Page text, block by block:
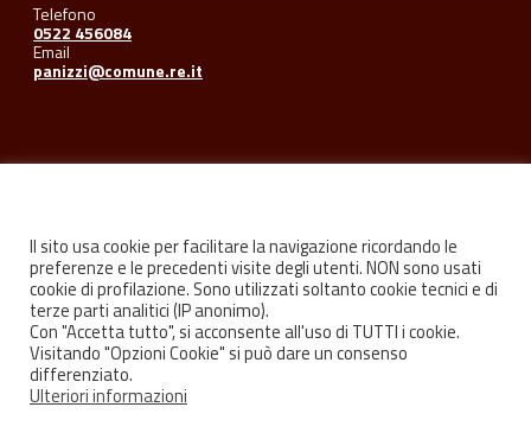
Telefono
0522 456084
Email
panizzi@comune.re.it
FacebookYoutubeInstagram
Il sito usa cookie per facilitare la navigazione ricordando le
preferenze e le precedenti visite degli utenti. NON sono usati
cookie di profilazione. Sono utilizzati soltanto cookie tecnici e di
terze parti analitici (IP anonimo).
Con "Accetta tutto", si acconsente all'uso di TUTTI i cookie.
Visitando "Opzioni Cookie" si può dare un consenso
differenziato.
Ulteriori informazioni